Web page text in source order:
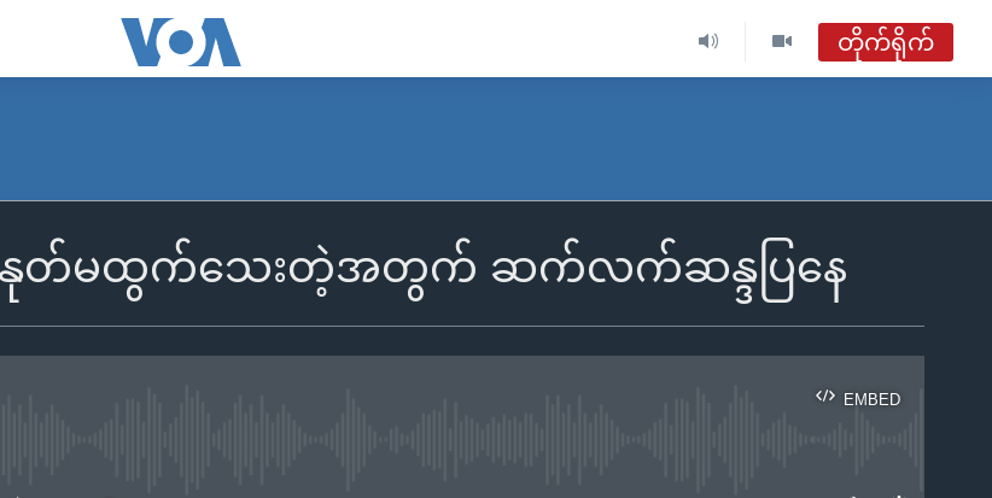
တိုက်ရိုက်
အစီအစဉ်များ
ရေဒီယိုတိုက်ရိုက်နားဆင်ရန်
ပ် နုတ်မထွက်သေးတဲ့အတွက် ဆက်လက်ဆန္ဒပြနေ
EMBED